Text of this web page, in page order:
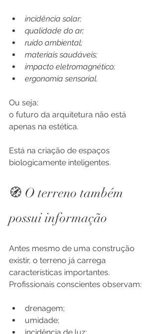
incidência solar;
qualidade do ar;
ruído ambiental;
materiais saudáveis;
impacto eletromagnético;
ergonomia sensorial.
Ou seja:
o futuro da arquitetura não está
apenas na estética.
Está na criação de espaços
biologicamente inteligentes.
🧭 O terreno também
possui informação
Antes mesmo de uma construção
existir, o terreno já carrega
características importantes.
Profissionais conscientes observam:
drenagem;
umidade;